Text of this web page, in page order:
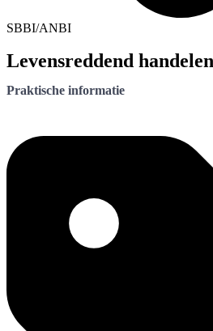
SBBI/ANBI
Levensreddend
Praktische informatie